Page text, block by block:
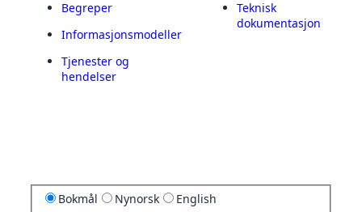
Begreper
Informasjonsmodeller
Tjenester og
hendelser
Teknisk
dokumentasjon
Bokmål Nynorsk English